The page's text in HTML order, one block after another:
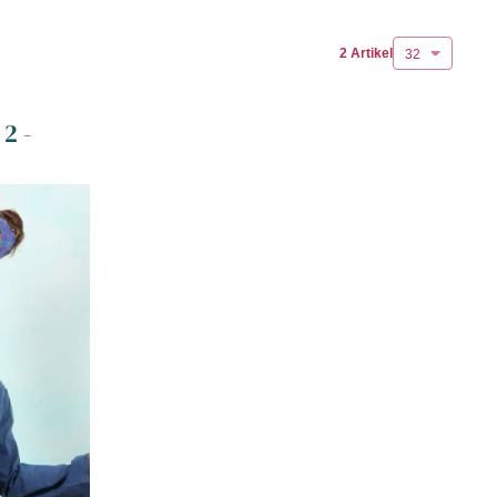
dabei natürlich auch kontinuierlich für stabile
uns und lass Dich treiben im fabulösen
Leuchtende Farben und
2 Artikel
-